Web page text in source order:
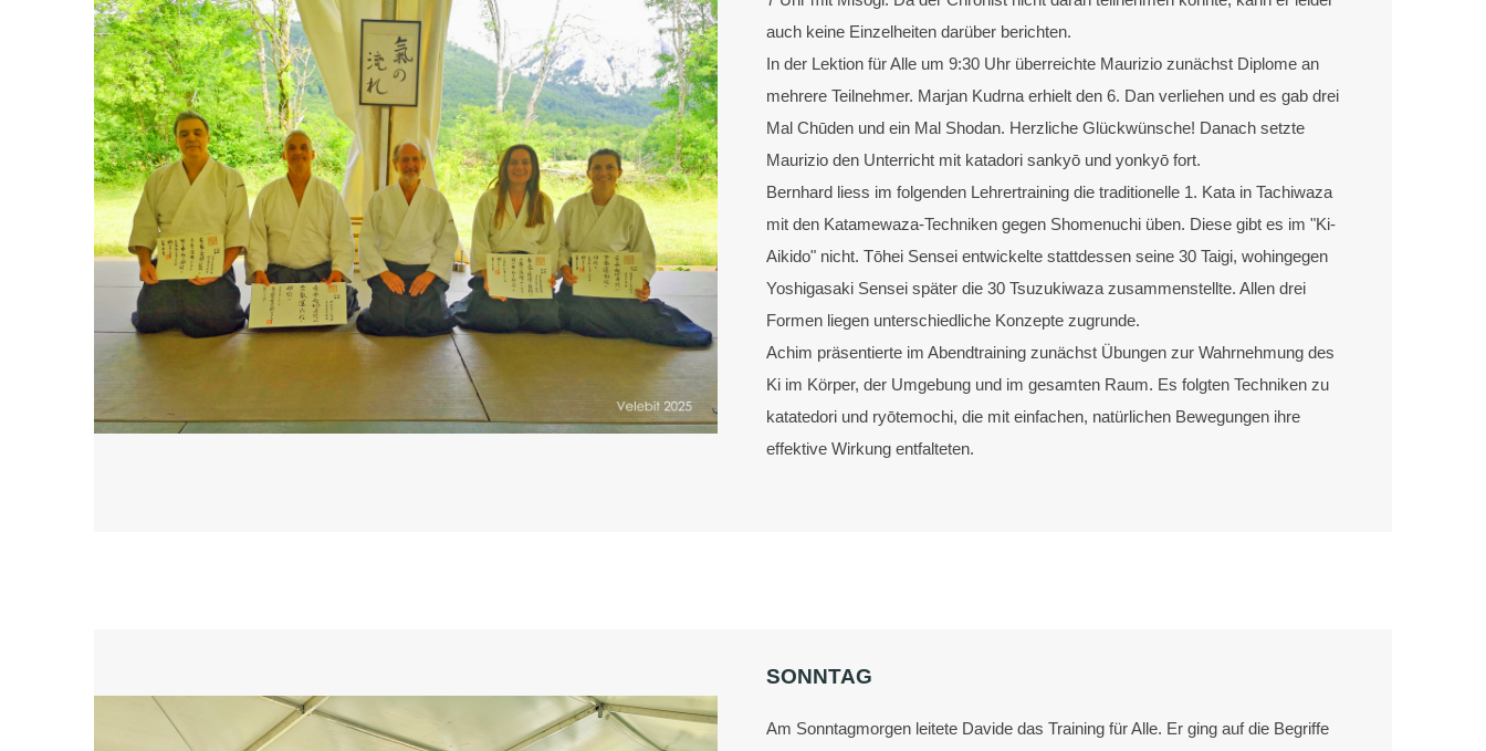
auch keine Einzelheiten darüber berichten.
In der Lektion für Alle um 9:30 Uhr überreichte Maurizio zunächst Diplome an
mehrere Teilnehmer. Marjan Kudrna erhielt den 6. Dan verliehen und es gab drei
Mal Chūden und ein Mal Shodan. Herzliche Glückwünsche! Danach setzte
Maurizio den Unterricht mit katadori sankyō und yonkyō fort.
Bernhard liess im folgenden Lehrertraining die traditionelle 1. Kata in Tachiwaza
mit den Katamewaza-Techniken gegen Shomenuchi üben. Diese gibt es im "Ki-
Aikido" nicht. Tōhei Sensei entwickelte stattdessen seine 30 Taigi, wohingegen
Yoshigasaki Sensei später die 30 Tsuzukiwaza zusammenstellte. Allen drei
Formen liegen unterschiedliche Konzepte zugrunde.
Achim präsentierte im Abendtraining zunächst Übungen zur Wahrnehmung des
Ki im Körper, der Umgebung und im gesamten Raum. Es folgten Techniken zu
katatedori und ryōtemochi, die mit einfachen, natürlichen Bewegungen ihre
effektive Wirkung entfalteten.
SONNTAG
Am Sonntagmorgen leitete Davide das Training für Alle. Er ging auf die Begriffe